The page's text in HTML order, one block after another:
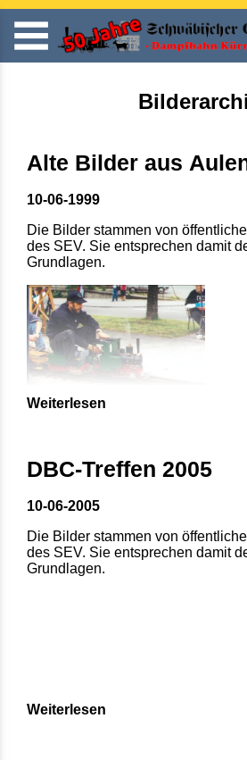
Alte Bilder aus
10-06-1999
Die Bilder stammen von
des SEV. Sie entsprechen damit
Grundlagen.
Weiterlesen
DBC-Treffen 2005
10-06-2005
Die Bilder stammen von
des SEV. Sie entsprechen damit
Grundlagen.
Weiterlesen